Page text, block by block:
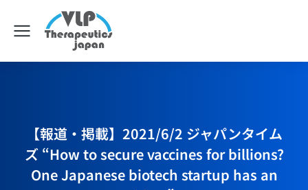
【報道・掲載】2021/6/2 ジャパンタイム
ズ “How to secure vaccines for billions?
One Japanese biotech startup has an